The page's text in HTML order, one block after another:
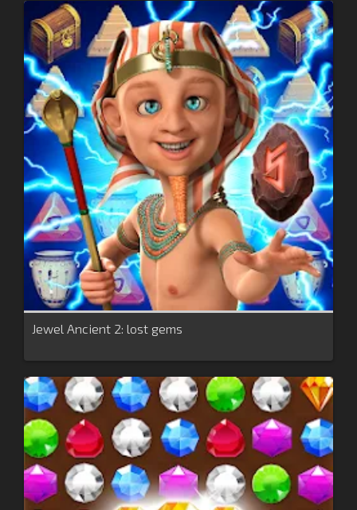
Jewel Ancient 2: lost gems